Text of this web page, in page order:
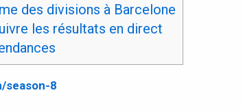
des divisions à Barcelone
les résultats en direct
season-8